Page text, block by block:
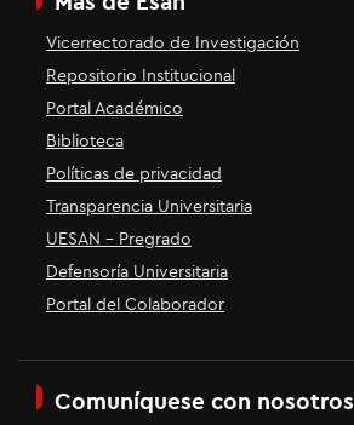
Vicerrectorado de Investigación
Repositorio Institucional
Portal Académico
Biblioteca
Políticas de privacidad
Transparencia Universitaria
UESAN - Pregrado
Defensoría Universitaria
Portal del Colaborador
Comuníquese con nosotros